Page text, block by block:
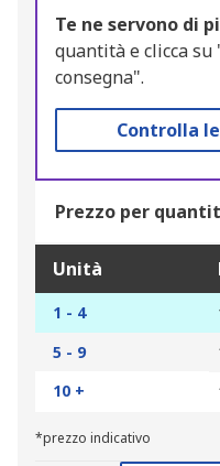
Te ne servono di
quantità e clicca
consegna".
Controlla
Prezzo per
Unità
1 - 4
5 - 9
10 +
*prezzo indicativo